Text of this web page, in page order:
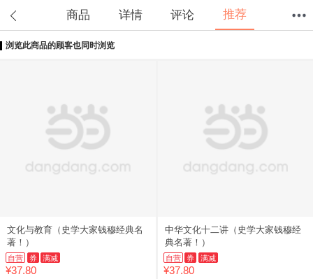
商品 详情 评论 推荐
浏览此商品的顾客也同时浏览
文化与教育（史学大家钱穆经典名
著！）
自营 券 满减
¥37.80
中华文化十二讲（史学大家钱穆经
典名著！）
自营 券 满减
¥37.80